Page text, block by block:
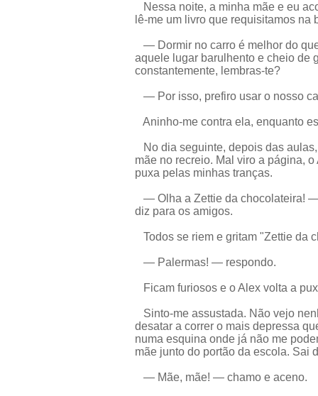
Nessa noite, a minha mãe e eu
lê-me um livro que requisitamos na
— Dormir no carro é melhor do
aquele lugar barulhento e cheio de
constantemente, lembras-te?
— Por isso, prefiro usar o nosso
Aninho-me contra ela, enquanto
No dia seguinte, depois das
mãe no recreio. Mal viro a página,
puxa pelas minhas tranças.
— Olha a Zettie da chocolateira!
diz para os amigos.
Todos se riem e gritam "Zettie da
— Palermas! — respondo.
Ficam furiosos e o Alex volta a
Sinto-me assustada. Não vejo
desatar a correr o mais depressa
numa esquina onde já não me
mãe junto do portão da escola. Sai
— Mãe, mãe! — chamo e aceno.